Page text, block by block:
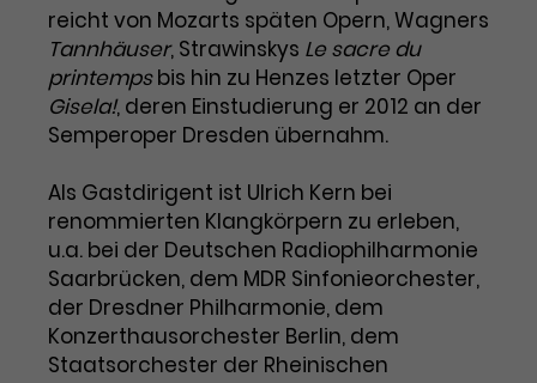
Benutzer*in wiedererkannt werden,
und es wird Zugang zu
geschützten Bereichen gewährt.
Anbieter TYPO3
Laufzeit 1 Monat
Zweck
Enthält die gewählten Tracking-
Optin-Einstellungen.
Laufzeit 2 Jahre
Zweck
Dieses Cookie wird von Google
Analytics installiert. Das Cookie
wird verwendet, um
Kampagnendaten zu berechnen
und die Nutzung der Website für
den Analysebericht der Website zu
verfolgen. Die Cookies speichern
Informationen anonym und weisen
eine zufallsgenerierte Nummer zu,
um Besuche zu erkennen.
Marketing
Diese Gruppe beinhaltet alle Scripte, die es uns
ermöglichen die Leistung unserer
Werbekampagnen zu analysieren und
Conversions zu messen. Außerdem helfen sie
uns dabei Werbeanzeigen und Inhalte besser auf
die Interessen unserer Nutzer abzustimmen.
Name
_gcl_au
Anbieter Google Ads
Laufzeit 3 Monate
Wird von Google verwendet, um
Cookie-Informationen
reicht von Mozarts späten Opern, Wagners
Tannhäuser, Strawinskys Le sacre du
printempsbis hin zu Henzes letzter Oper
Gisela!, deren Einstudierung er 2012 an der
Semperoper Dresden übernahm.
Als Gastdirigent ist Ulrich Kern bei
renommierten Klangkörpern zu erleben,
u.a. bei der Deutschen Radiophilharmonie
Saarbrücken, dem MDR Sinfonieorchester,
der Dresdner Philharmonie, dem
Konzerthausorchester Berlin, dem
Staatsorchester der Rheinischen